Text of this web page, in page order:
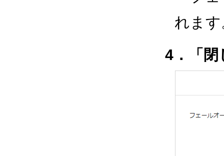
れます
4．「閉